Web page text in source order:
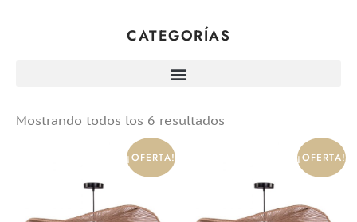
Mostrando todos los 6 resultados
¡OFERTA! ¡OFERTA!
CATEGORÍAS